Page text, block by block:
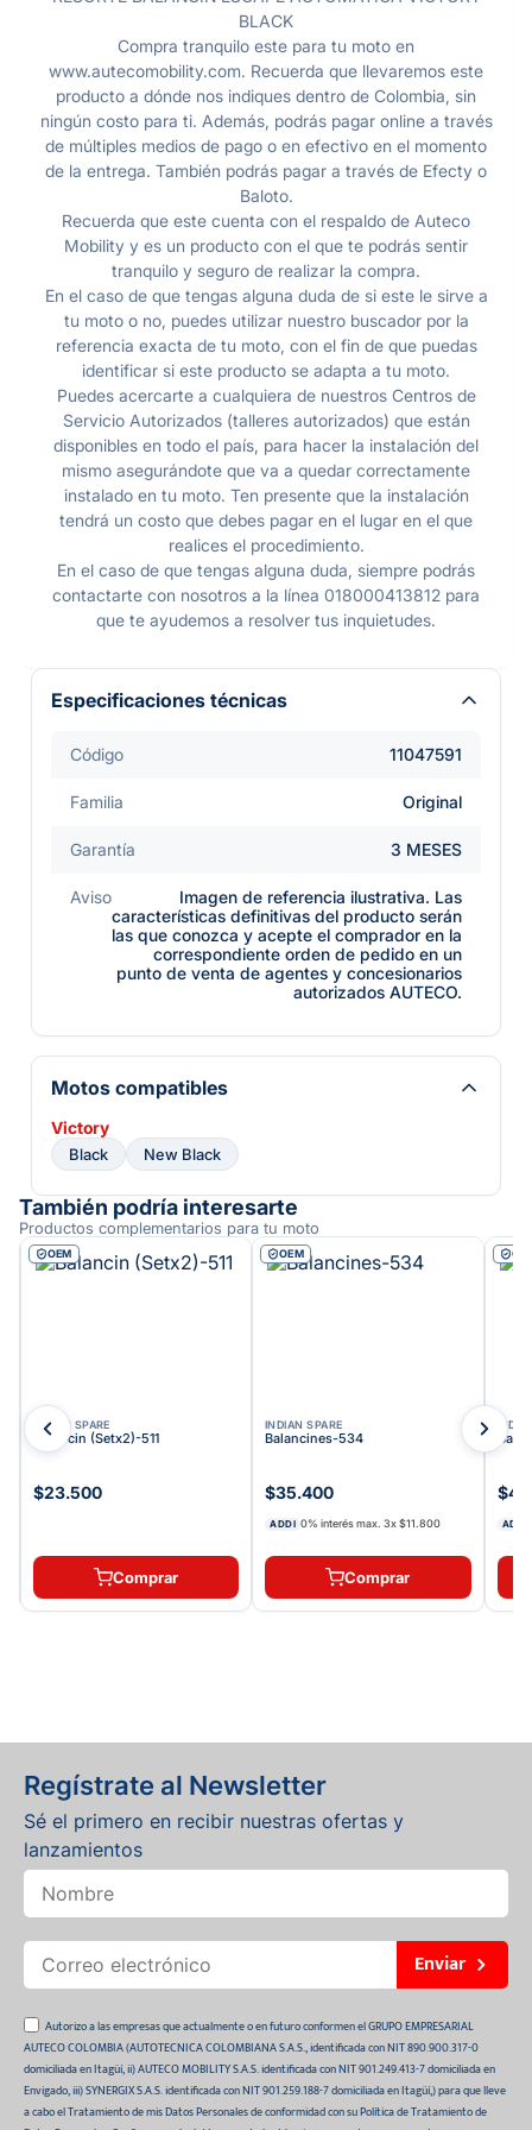
BLACK
Compra tranquilo este para tu moto en
www.autecomobility.com. Recuerda que llevaremos este
producto a dónde nos indiques dentro de Colombia, sin
ningún costo para ti. Además, podrás pagar online a través
de múltiples medios de pago o en efectivo en el momento
de la entrega. También podrás pagar a través de Efecty o
Baloto.
Recuerda que este cuenta con el respaldo de Auteco
Mobility y es un producto con el que te podrás sentir
tranquilo y seguro de realizar la compra.
En el caso de que tengas alguna duda de si este le sirve a
tu moto o no, puedes utilizar nuestro buscador por la
referencia exacta de tu moto, con el fin de que puedas
identificar si este producto se adapta a tu moto.
Puedes acercarte a cualquiera de nuestros Centros de
Servicio Autorizados (talleres autorizados) que están
disponibles en todo el país, para hacer la instalación del
mismo asegurándote que va a quedar correctamente
instalado en tu moto. Ten presente que la instalación
tendrá un costo que debes pagar en el lugar en el que
realices el procedimiento.
En el caso de que tengas alguna duda, siempre podrás
contactarte con nosotros a la línea 018000413812 para
que te ayudemos a resolver tus inquietudes.
Especificaciones técnicas
Código 11047591
Familia Original
Garantía 3 MESES
Aviso
Imagen de referencia ilustrativa. Las
características definitivas del producto serán
las que conozca y acepte el comprador en la
correspondiente orden de pedido en un
punto de venta de agentes y concesionarios
autorizados AUTECO.
Motos compatibles
Victory
Black New Black
También podría interesarte
Productos complementarios para tu moto
OEM
INDIAN SPARE
Balancin (Setx2)-511
$23.500
Comprar
OEM
INDIAN SPARE
Balancines-534
$35.400
ADDI 0% interés max.3x$11.800
Comprar
ADDI
Regístrate al Newsletter
Sé el primero en recibir nuestras ofertas y
lanzamientos
Enviar
Autorizo a las empresas que actualmente o en futuro conformen el GRUPO EMPRESARIAL
AUTECO COLOMBIA (AUTOTECNICA COLOMBIANA S.A.S., identificada con NIT 890.900.317-0
domiciliada en Itagüí, ii) AUTECO MOBILITY S.A.S. identificada con NIT 901.249.413-7 domiciliada en
Envigado, iii) SYNERGIX S.A.S. identificada con NIT 901.259.188-7 domiciliada en Itagüí,) para que lleve
a cabo el Tratamiento de mis Datos Personales de conformidad con su Política de Tratamiento de